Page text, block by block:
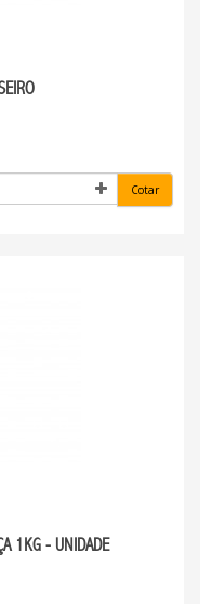
Cotar
1KG - UNIDADE